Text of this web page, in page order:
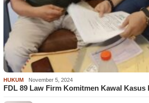
HUKUM November 5, 2024
FDL 89 Law Firm Komitmen Kawal